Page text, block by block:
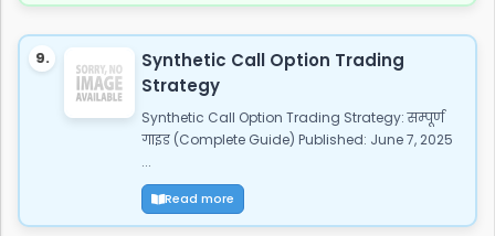
9.
Synthetic Call Option Trading
Strategy
Synthetic Call Option Trading Strategy: सम्पूर्ण
गाइड (Complete Guide) Published: June 7, 2025
...
Read more